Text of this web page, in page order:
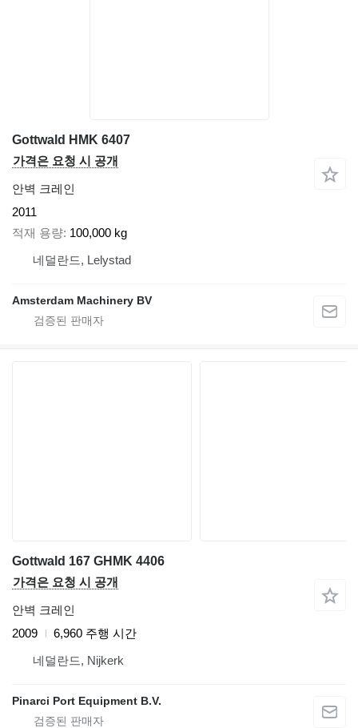
Gottwald HMK 6407
가격은 요청 시 공개
안벽 크레인
2011
적재 용량 100,000 kg
네덜란드, Lelystad
Amsterdam Machinery BV
Gottwald 167 GHMK 4406
가격은 요청 시 공개
안벽 크레인
2009
6,960 주행 시간
네덜란드, Nijkerk
Pinarci Port Equipment B.V.